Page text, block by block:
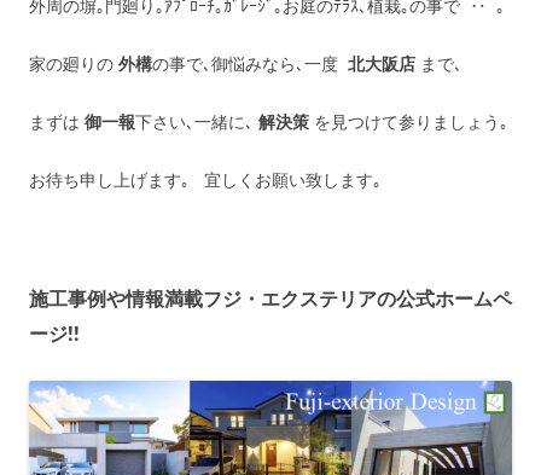
外周の塀｡門廻り｡ｱﾌﾟﾛｰﾁ｡ｶﾞﾚｰｼﾞ｡お庭のﾃﾗｽ､植栽｡の事で ‥ ｡
家の廻りの 外構の事で､御悩みなら､一度 北大阪店 まで､
まずは 御一報下さい､一緒に､ 解決策 を見つけて参りましょう｡
お待ち申し上げます｡ 宜しくお願い致します｡
施工事例や情報満載フジ・エクステリアの公式ホームペ
ージ!!